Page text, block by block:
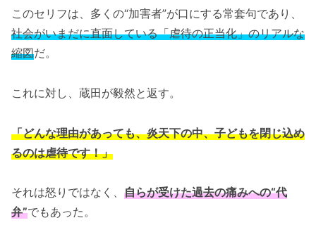
このセリフは、多くの“加害者”が口にする常套句であり、
社会がいまだに直面している「虐待の正当化」のリアルな
縮図だ。
これに対し、蔵田が毅然と返す。
「どんな理由があっても、炎天下の中、子どもを閉じ込め
るのは虐待です！」
それは怒りではなく、 自らが受けた過去の痛みへの“代
弁”でもあった。